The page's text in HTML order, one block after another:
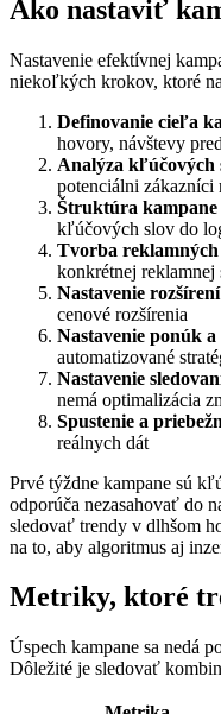
Ako nastaviť
Nastavenie efektívnej
niekoľkých krokov, ktoré
Definovanie cieľa
hovory, návštevy
Analýza kľúčových
potenciálni zákazníci
Štruktúra
kľúčových slov do
Tvorba reklamných
konkrétnej reklamnej
Nastavenie rozšírení
cenové rozšírenia
Nastavenie ponúk
automatizované
Nastavenie
nemá optimalizácia
Spustenie a
reálnych dát
Prvé týždne kampane sú
odporúča nezasahovať do
sledovať trendy v dlhšom
na to, aby algoritmus aj
Metriky, ktoré
Úspech kampane sa nedá
Dôležité je sledovať